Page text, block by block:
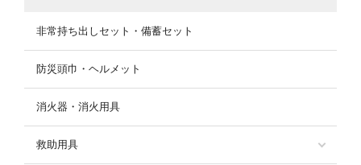
非常持ち出しセット・備蓄セット
防災頭巾・ヘルメット
消火器・消火用具
救助用具